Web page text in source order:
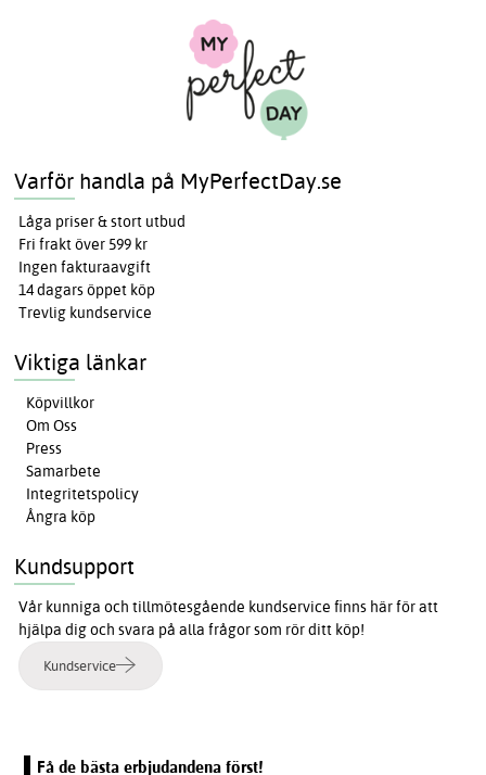
Varför handla på MyPerfectDay.se
Låga priser & stort utbud
Fri frakt över 599 kr
Ingen fakturaavgift
14 dagars öppet köp
Trevlig kundservice
Viktiga länkar
Köpvillkor
Om Oss
Press
Samarbete
Integritetspolicy
Ångra köp
Kundsupport
Vår kunniga och tillmötesgående kundservice finns här för att
hjälpa dig och svara på alla frågor som rör ditt köp!
Kundservice
Få de bästa erbjudandena först!